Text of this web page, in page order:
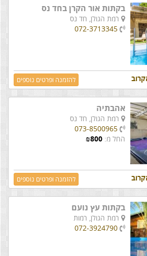
בקתות אור הקרן בחד נס
רמת הגולן, חד נס
072-3713345
להזמנה ופרטים נוספים
אהבתיה
רמת הגולן, חד נס
073-8500965
החל מ:
₪800
להזמנה ופרטים נוספים
בקתות עץ נועם
רמת הגולן, רמות
072-3924790